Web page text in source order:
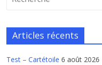
Articles récents
Test – Cartétoile 6 août 2026